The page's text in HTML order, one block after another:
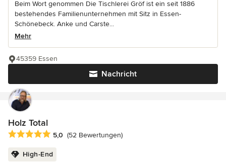
Beim Wort genommen Die Tischlerei Gröf ist ein seit 1886
bestehendes Familienunternehmen mit Sitz in Essen-
Schönebeck. Anke und Carste...
Mehr
Nachricht
45359 Essen
Holz Total
Durchschnittliche Bewertung: 5 von 5 Sternen
5,0 (52 Bewertungen)
High-End